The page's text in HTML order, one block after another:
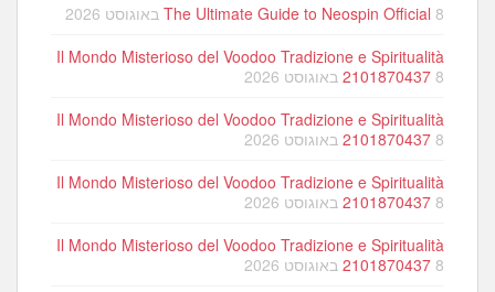
The Ultimate Guide to Neospin Official 8 באוגוסט 2026
Il Mondo Misterioso del Voodoo Tradizione e Spiritualità
2101870437 8 באוגוסט 2026
Il Mondo Misterioso del Voodoo Tradizione e Spiritualità
2101870437 8 באוגוסט 2026
Il Mondo Misterioso del Voodoo Tradizione e Spiritualità
2101870437 8 באוגוסט 2026
Il Mondo Misterioso del Voodoo Tradizione e Spiritualità
2101870437 8 באוגוסט 2026